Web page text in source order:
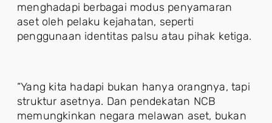
menghadapi berbagai modus penyamaran
aset oleh pelaku kejahatan, seperti
penggunaan identitas palsu atau pihak ketiga.
“Yang kita hadapi bukan hanya orangnya, tapi
struktur asetnya. Dan pendekatan NCB
memungkinkan negara melawan aset, bukan